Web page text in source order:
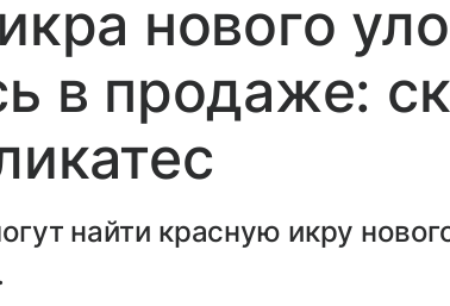
нового
в продаже:
найти красную икру